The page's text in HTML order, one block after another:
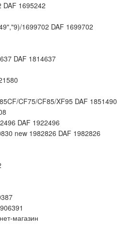
DAF 1695242
1699702 DAF 1699702
DAF 1814637
CF75/CF85/XF95 DAF 1851490
DAF 1922496
new 1982826 DAF 1982826
магазин